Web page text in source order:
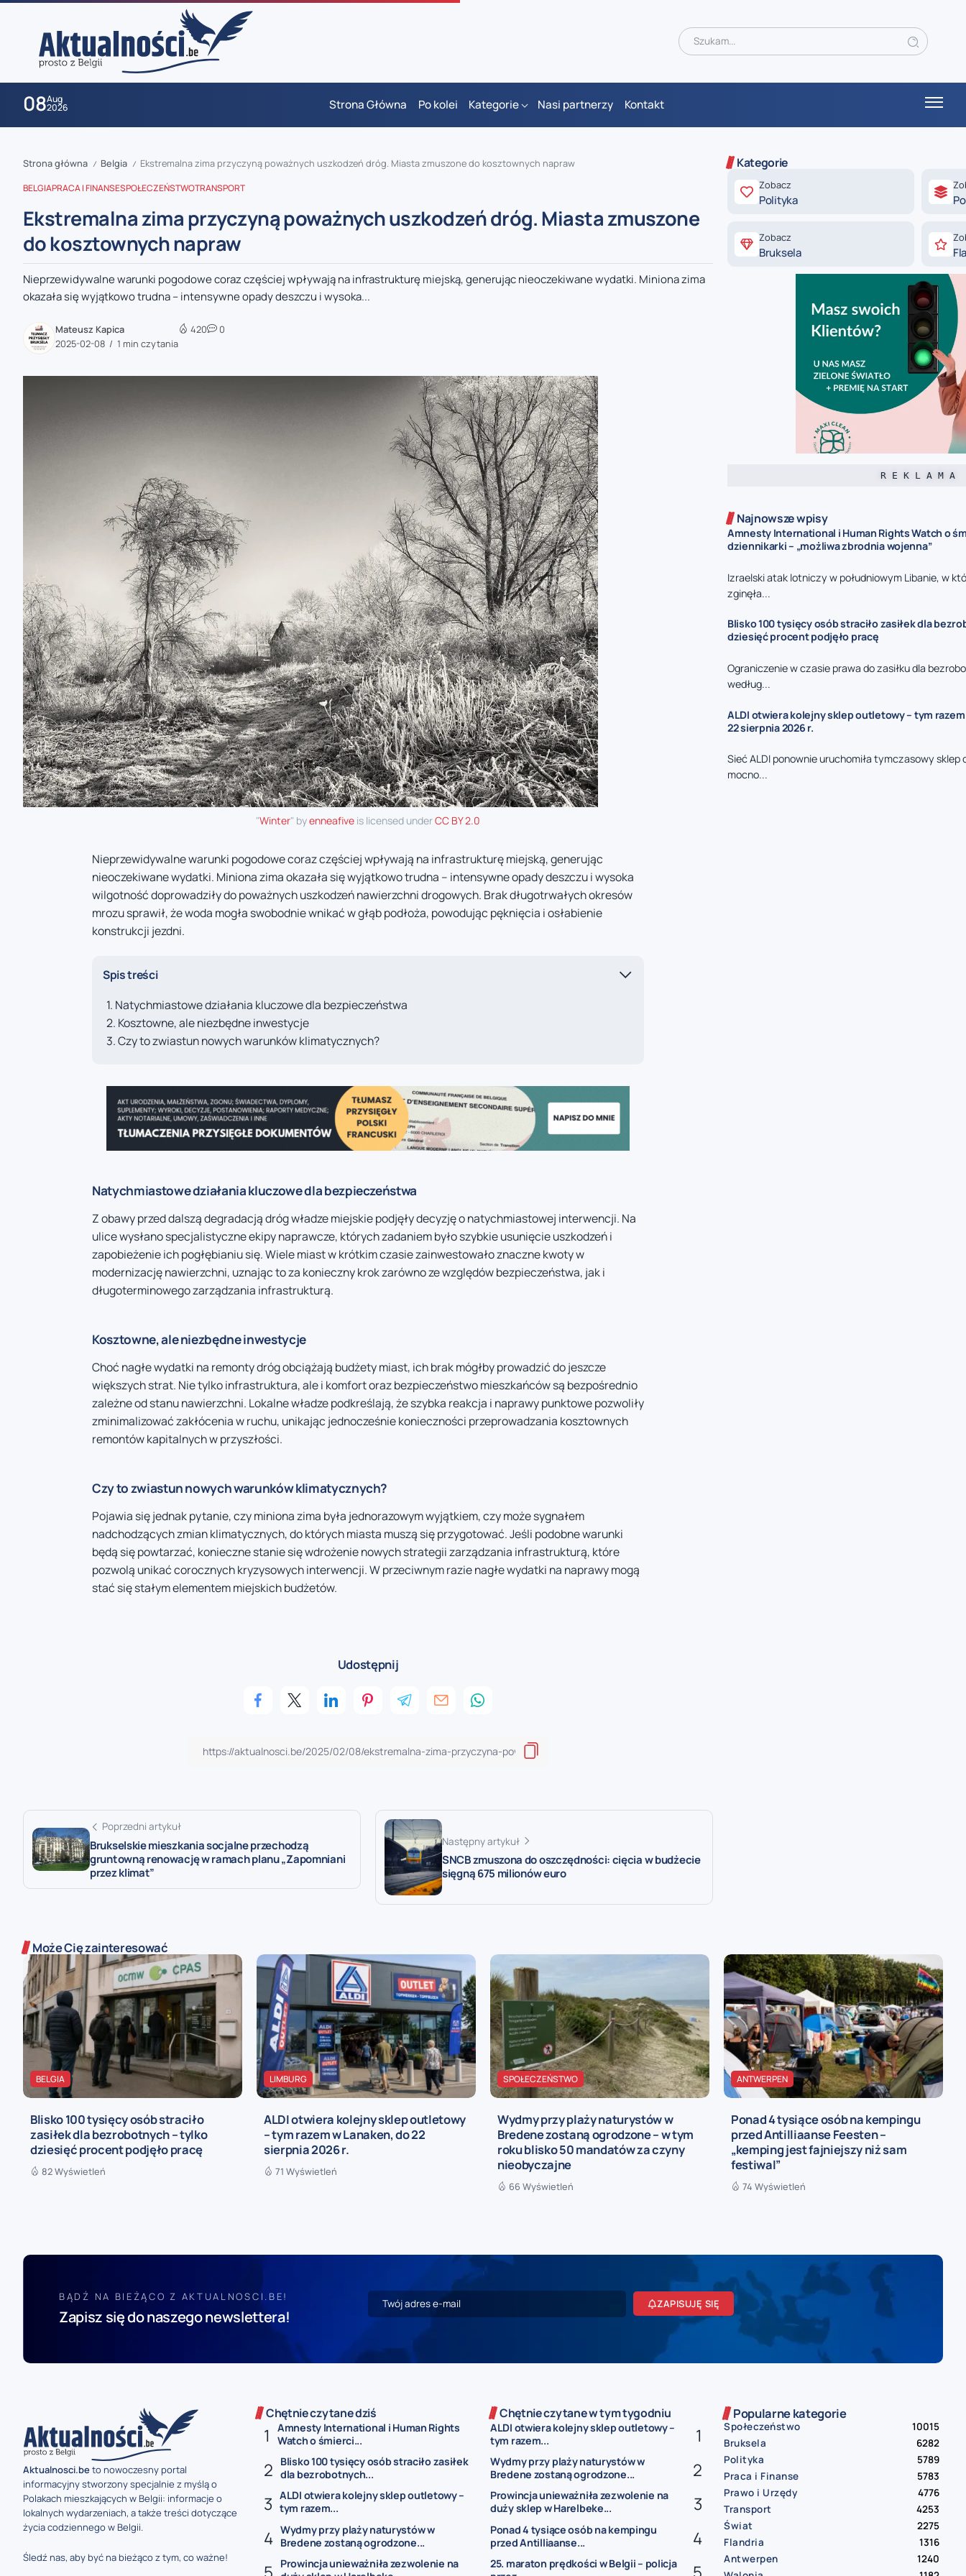
08Aug
2026 Strona Główna Po kolei Kategorie Nasi partnerzy Kontakt
zaobserwuj nas
zaobserwuj nas
zaobserwuj nas
Strona główna / Belgia / Ekstremalna zima przyczyną poważnych uszkodzeń dróg. Miasta zmuszone do kosztownych napraw
BELGIAPRACA I FINANSESPOŁECZEŃSTWOTRANSPORT
Ekstremalna zima przyczyną poważnych uszkodzeń dróg. Miasta zmuszone
do kosztownych napraw
Nieprzewidywalne warunki pogodowe coraz częściej wpływają na infrastrukturę miejską, generując nieoczekiwane wydatki. Miniona zima
okazała się wyjątkowo trudna – intensywne opady deszczu i wysoka...
Mateusz Kapica
2025-02-08
1 min czytania
420 0
"Winter" byenneafive is licensed underCC BY 2.0
Nieprzewidywalne warunki pogodowe coraz częściej wpływają na infrastrukturę miejską, generując
nieoczekiwane wydatki. Miniona zima okazała się wyjątkowo trudna – intensywne opady deszczu i wysoka
wilgotność doprowadziły do poważnych uszkodzeń nawierzchni drogowych. Brak długotrwałych okresów
mrozu sprawił, że woda mogła swobodnie wnikać w głąb podłoża, powodując pęknięcia i osłabienie
konstrukcji jezdni.
Spis treści
Natychmiastowe działania kluczowe dla bezpieczeństwa
Kosztowne, ale niezbędne inwestycje
Czy to zwiastun nowych warunków klimatycznych?
Natychmiastowe działania kluczowe dla bezpieczeństwa
Z obawy przed dalszą degradacją dróg władze miejskie podjęły decyzję o natychmiastowej interwencji. Na
ulice wysłano specjalistyczne ekipy naprawcze, których zadaniem było szybkie usunięcie uszkodzeń i
zapobieżenie ich pogłębianiu się. Wiele miast w krótkim czasie zainwestowało znaczne kwoty w
modernizację nawierzchni, uznając to za konieczny krok zarówno ze względów bezpieczeństwa, jak i
długoterminowego zarządzania infrastrukturą.
Kosztowne, ale niezbędne inwestycje
Choć nagłe wydatki na remonty dróg obciążają budżety miast, ich brak mógłby prowadzić do jeszcze
większych strat. Nie tylko infrastruktura, ale i komfort oraz bezpieczeństwo mieszkańców są bezpośrednio
zależne od stanu nawierzchni. Lokalne władze podkreślają, że szybka reakcja i naprawy punktowe pozwoliły
zminimalizować zakłócenia w ruchu, unikając jednocześnie konieczności przeprowadzania kosztownych
remontów kapitalnych w przyszłości.
Czy to zwiastun nowych warunków klimatycznych?
Pojawia się jednak pytanie, czy miniona zima była jednorazowym wyjątkiem, czy może sygnałem
nadchodzących zmian klimatycznych, do których miasta muszą się przygotować. Jeśli podobne warunki
będą się powtarzać, konieczne stanie się wdrożenie nowych strategii zarządzania infrastrukturą, które
pozwolą unikać corocznych kryzysowych interwencji. W przeciwnym razie nagłe wydatki na naprawy mogą
stać się stałym elementem miejskich budżetów.
Udostępnij
Poprzedni artykuł
Brukselskie mieszkania socjalne przechodzą
gruntowną renowację w ramach planu „Zapomniani
przez klimat”
Następny artykuł
SNCB zmuszona do oszczędności: cięcia w budżecie
sięgną 675 milionów euro
Kategorie
Zobacz
Polityka
Zobacz
Bruksela
R E K L A M A
Najnowsze wpisy
Amnesty International i Human Rights Watch o
dziennikarki – „możliwa zbrodnia wojenna”
Izraelski atak lotniczy w południowym Libanie, w
zginęła...
Blisko 100 tysięcy osób straciło zasiłek dla
dziesięć procent podjęło pracę
Ograniczenie w czasie prawa do zasiłku dla
według...
ALDI otwiera kolejny sklep outletowy – tym razem
22 sierpnia 2026 r.
Sieć ALDI ponownie uruchomiła tymczasowy
mocno...
Może Cię zainteresować
BELGIA
Blisko 100 tysięcy osób straciło
zasiłek dla bezrobotnych – tylko
dziesięć procent podjęło pracę
82 Wyświetleń
LIMBURG
ALDI otwiera kolejny sklep outletowy
– tym razem w Lanaken, do 22
sierpnia 2026 r.
71 Wyświetleń
SPOŁECZEŃSTWO
Wydmy przy plaży naturystów w
Bredene zostaną ogrodzone – w tym
roku blisko 50 mandatów za czyny
nieobyczajne
66 Wyświetleń
ANTWERPEN
Ponad 4 tysiące osób na kempingu
przed Antilliaanse Feesten –
„kemping jest fajniejszy niż sam
festiwal”
74 Wyświetleń
BĄDŹ NA BIEŻĄCO Z AKTUALNOSCI.BE!
Zapisz się do naszego newslettera!
ZAPISUJĘ SIĘ
Aktualnosci.beto nowoczesny portal
informacyjny stworzony specjalnie z myślą o
Polakach mieszkających w Belgii: informacje o
lokalnych wydarzeniach, a także treści dotyczące
życia codziennego w Belgii.
Śledź nas, aby być na bieżąco z tym, co ważne!
Chętnie czytane dziś
Amnesty International i Human Rights
Watch o śmierci...
Blisko 100 tysięcy osób straciło zasiłek
dla bezrobotnych...
ALDI otwiera kolejny sklep outletowy –
tym razem...
Wydmy przy plaży naturystów w
Bredene zostaną ogrodzone...
Prowincja unieważniła zezwolenie na
Chętnie czytane w tym tygodniu
ALDI otwiera kolejny sklep outletowy –
tym razem...
Wydmy przy plaży naturystów w
Bredene zostaną ogrodzone...
Prowincja unieważniła zezwolenie na
duży sklep w Harelbeke...
Ponad 4 tysiące osób na kempingu
przed Antilliaanse...
25. maraton prędkości w Belgii – policja
Popularne kategorie
Społeczeństwo
10015
Bruksela
6282
Polityka
5789
Praca i Finanse
5783
Prawo i Urzędy
4776
Transport
4253
Świat
2275
Flandria
1316
Antwerpen
1240